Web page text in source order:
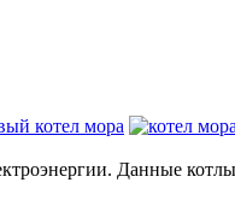
Данные